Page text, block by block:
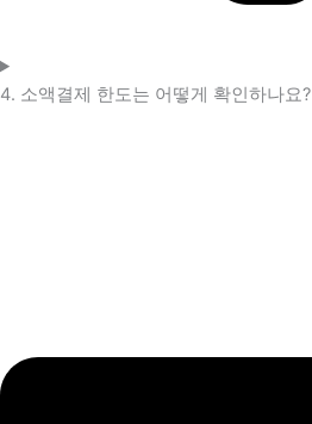
4. 소액결제 한도는 어떻게 확인하나요?